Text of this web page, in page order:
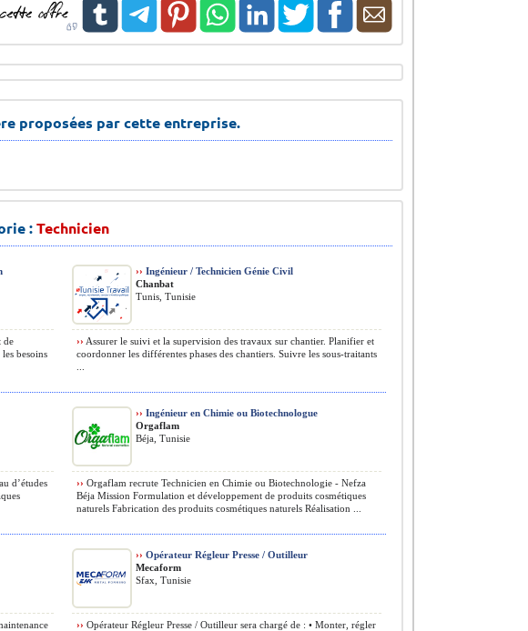
proposées par cette entreprise.
:Technicien
de
besoins
›› Ingénieur / Technicien Génie Civil
Chanbat
Tunis, Tunisie
›› Assurer le suivi et la supervision des travaux sur chantier. Planifier et
coordonner les différentes phases des chantiers. Suivre les sous-traitants
d’études
›› Ingénieur en Chimie ou Biotechnologue
Orgaflam
Béja, Tunisie
›› Orgaflam recrute Technicien en Chimie ou Biotechnologie - Nefza
Béja Mission Formulation et développement de produits cosmétiques
naturels Fabrication des produits cosmétiques naturels Réalisation ...
›› Opérateur Régleur Presse / Outilleur
Mecaform
Sfax, Tunisie
›› Opérateur Régleur Presse / Outilleur sera chargé de : • Monter, régler